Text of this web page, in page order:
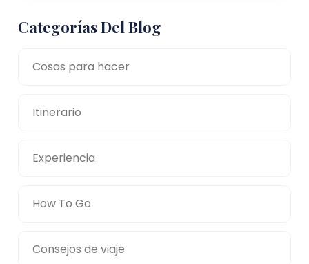
Categorías Del Blog
Cosas para hacer
Itinerario
Experiencia
How To Go
Consejos de viaje